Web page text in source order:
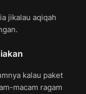
jikalau aqiqah
kalau paket
macam ragam